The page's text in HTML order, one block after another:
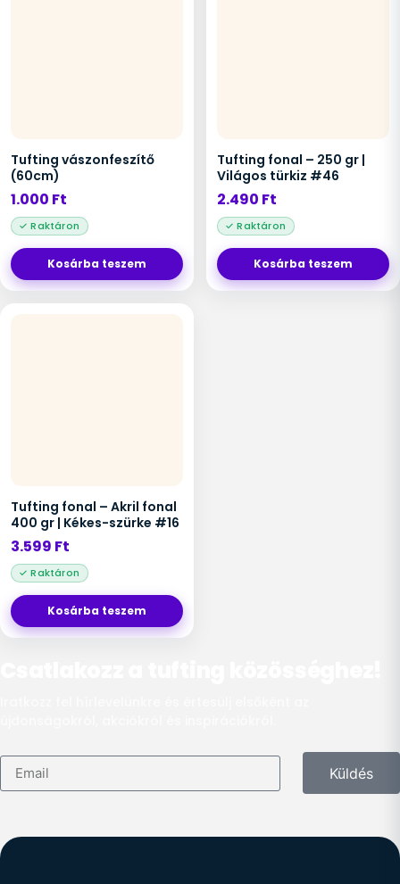
Tufting vászonfeszítő
(60cm)
1.000 Ft
Kosárba teszem
Tufting fonal – 250 gr |
Világos türkiz #46
2.490 Ft
Kosárba teszem
Tufting fonal – Akril fonal
400 gr | Kékes-szürke #16
3.599 Ft
Kosárba teszem
Küldés